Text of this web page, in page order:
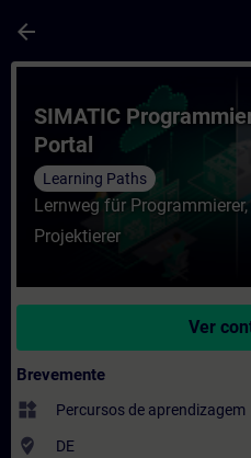
arrow_back
Curso - SIMATIC
SIMATIC
Portal
Learning Paths
Lernweg für
Projektierer
Ver
Brevemente
widgets Percursos de aprendizagem
where_to_vote DE